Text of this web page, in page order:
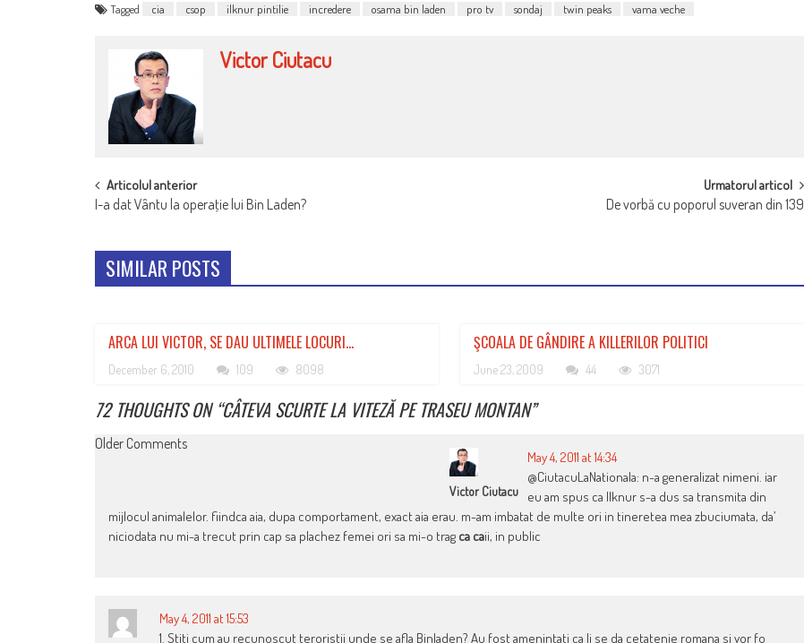
Tagged cia csop ilknur pintilie incredere osama bin laden pro tv sondaj twin peaks vama veche
Victor Ciutacu
POST
NAVIGATION
Articolul anterior
I-a dat Vântu la operaţie lui Bin Laden?
Urmatorul articol
De vorbă cu poporul suveran din 139
SIMILAR POSTS
ARCA LUI VICTOR, SE DAU ULTIMELE LOCURI…
December 6, 2010 109 8098
ŞCOALA DE GÂNDIRE A KILLERILOR POLITICI
June 23, 2009 44 3071
72 THOUGHTS ON “CÂTEVA SCURTE LA VITEZĂ PE TRASEU MONTAN”
COMMENT
Older Comments
Victor Ciutacu
May 4, 2011 at 14:34
@CiutacuLaNationala: n-a generalizat nimeni. iar
eu am spus ca Ilknur s-a dus sa transmita din
mijlocul animalelor. fiindca aia, dupa comportament, exact aia erau. m-am imbatat de multe ori in tineretea mea zbuciumata, da’
niciodata nu mi-a trecut prin cap sa plachez femei ori sa mi-o trag ca caii, in public
May 4, 2011 at 15:53
1. Stiti cum au recunoscut teroristii unde se afla Binladen? Au fost amenintati ca li se da cetatenie romana si vor fo